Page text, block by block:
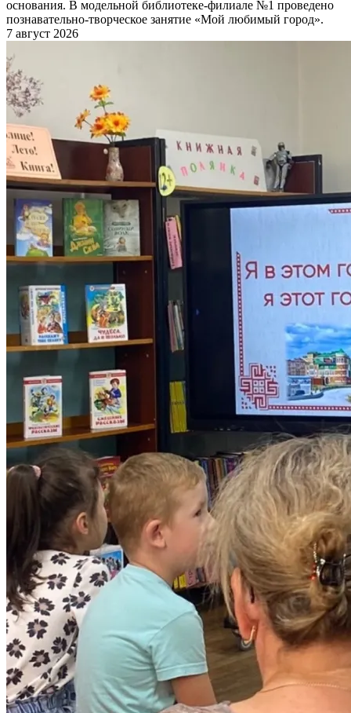
основания. В модельной библиотеке-филиале №1 проведено
познавательно-творческое занятие «Мой любимый город».
7 август 2026